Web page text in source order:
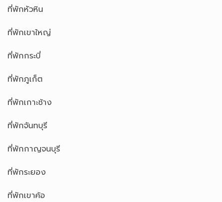
ที่พักหัวหิน
ที่พักเขาใหญ่
ที่พักกระบี่
ที่พักภูเก็ต
ที่พักเกาะช้าง
ที่พักจันทบุรี
ที่พักกาญจนบุรี
ที่พักระยอง
ที่พักเขาค้อ